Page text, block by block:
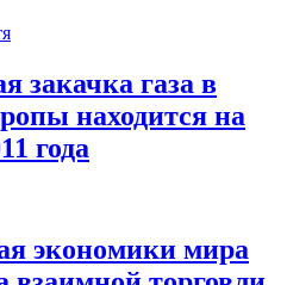
закачка газа в
находится на
года
экономики мира